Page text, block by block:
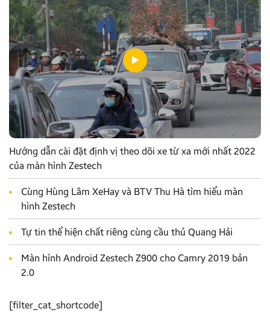
Hướng dẫn cài đặt định vị theo dõi xe từ xa mới nhất 2022
của màn hình Zestech
Cùng Hùng Lâm XeHay và BTV Thu Hà tìm hiểu màn
hình Zestech
Tự tin thể hiện chất riêng cùng cầu thủ Quang Hải
Màn hình Android Zestech Z900 cho Camry 2019 bản
2.0
[filter_cat_shortcode]